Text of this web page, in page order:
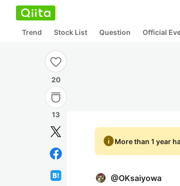
Trend Stock List Question Official
20
13
infoMore than 1 year
@OKsaiyowa